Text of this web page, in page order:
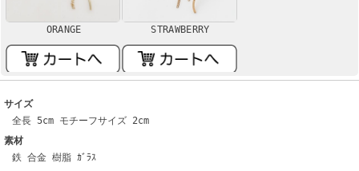
ORANGE STRAWBERRY
サイズ
全長 5cm モチーフサイズ 2cm
素材
鉄 合金 樹脂 ｶﾞﾗｽ